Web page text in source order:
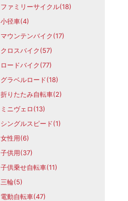
ファミリーサイクル(18)
小径車(4)
マウンテンバイク(17)
クロスバイク(57)
ロードバイク(77)
グラベルロード(18)
折りたたみ自転車(2)
ミニヴェロ(13)
シングルスピード(1)
女性用(6)
子供用(37)
子供乗せ自転車(11)
三輪(5)
電動自転車(47)